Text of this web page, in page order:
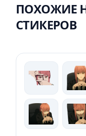
ПОХОЖИЕ
СТИКЕРОВ